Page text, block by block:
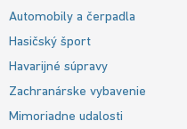
Automobily a čerpadla
Hasičský šport
Havarijné súpravy
Zachranárske vybavenie
Mimoriadne udalosti